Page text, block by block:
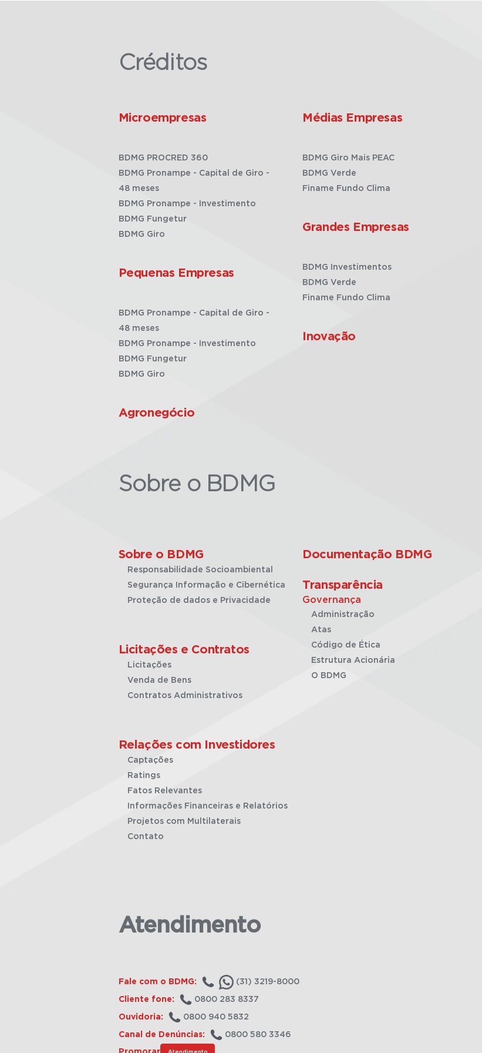
Créditos
Microempresas
BDMG PROCRED 360
BDMG Pronampe - Capital de Giro -
48 meses
BDMG Pronampe - Investimento
BDMG Fungetur
BDMG Giro
Pequenas Empresas
BDMG Pronampe - Capital de Giro -
48 meses
BDMG Pronampe - Investimento
BDMG Fungetur
BDMG Giro
Agronegócio
Médias Empresas
BDMG Giro Mais PEAC
BDMG Verde
Finame Fundo Clima
Grandes Empresas
BDMG Investimentos
BDMG Verde
Finame Fundo Clima
Inovação
Sobre o BDMG
Sobre o BDMG
Responsabilidade Socioambiental
Segurança Informação e Cibernética
Proteção de dados e Privacidade
Licitações e Contratos
Licitações
Venda de Bens
Contratos Administrativos
Relações com Investidores
Captações
Ratings
Fatos Relevantes
Informações Financeiras e Relatórios
Projetos com Multilaterais
Contato
Documentação BDMG
Transparência
Governança
Administração
Atas
Código de Ética
Estrutura Acionária
O BDMG
Atendimento
Fale com o BDMG: (31) 3219-8000
Cliente fone: 0800 283 8337
Ouvidoria: 0800 940 5832
Canal de Denúncias: 0800 580 3346
Atendimento